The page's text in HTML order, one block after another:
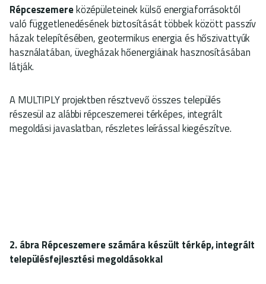
Répceszemereközépületeinek külső energiaforrásoktól
való függetlenedésének biztosítását többek között passzív
házak telepítésében, geotermikus energia és hőszivattyúk
használatában, üvegházak hőenergiáinak hasznosításában
látják.
A MULTIPLY projektben résztvevő összes település
részesül az alábbi répceszemerei térképes, integrált
megoldási javaslatban, részletes leírással kiegészítve.
2. ábra Répceszemere számára készült térkép, integrált
településfejlesztési megoldásokkal